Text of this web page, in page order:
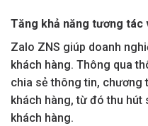
Tăng khả năng tương tác
Zalo ZNS giúp doanh
khách hàng. Thông qua
chia sẻ thông tin, chương
khách hàng, từ đó thu
khách hàng.